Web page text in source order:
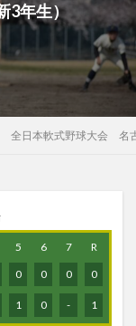
3年生）
全日本軟式野球大会 名
5 6 7
R
0 0 0 0
1 0 - 1